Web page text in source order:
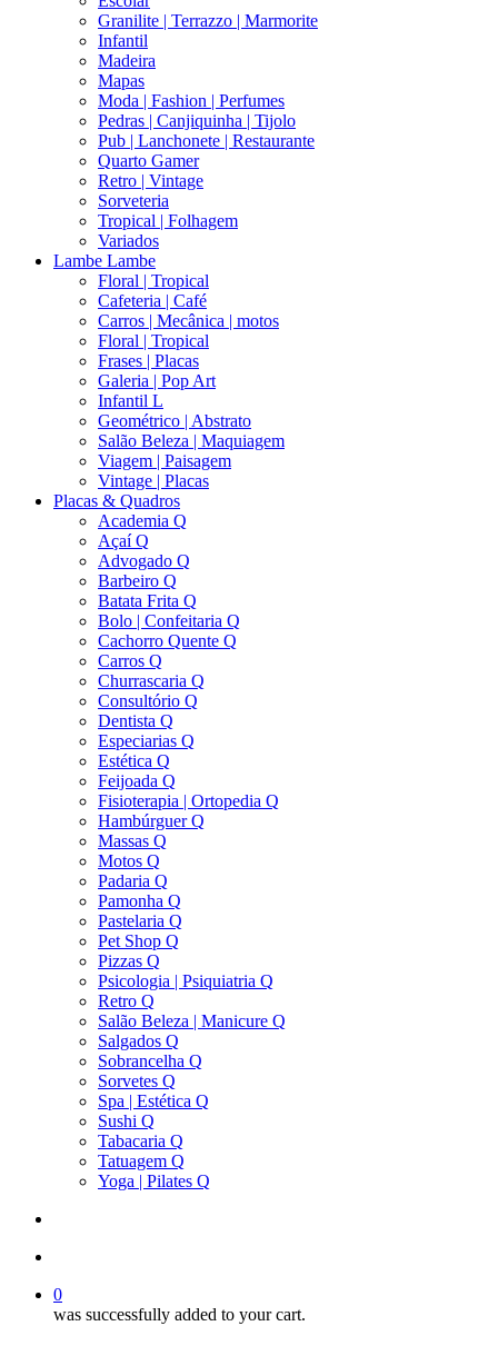
Granilite | Terrazzo | Marmorite
Infantil
Madeira
Mapas
Moda | Fashion | Perfumes
Pedras | Canjiquinha | Tijolo
Pub | Lanchonete | Restaurante
Quarto Gamer
Retro | Vintage
Sorveteria
Tropical | Folhagem
Variados
Lambe Lambe
Floral | Tropical
Cafeteria | Café
Carros | Mecânica | motos
Floral | Tropical
Frases | Placas
Galeria | Pop Art
Infantil L
Geométrico | Abstrato
Salão Beleza | Maquiagem
Viagem | Paisagem
Vintage | Placas
Placas & Quadros
Academia Q
Açaí Q
Advogado Q
Barbeiro Q
Batata Frita Q
Bolo | Confeitaria Q
Cachorro Quente Q
Carros Q
Churrascaria Q
Consultório Q
Dentista Q
Especiarias Q
Estética Q
Feijoada Q
Fisioterapia | Ortopedia Q
Hambúrguer Q
Massas Q
Motos Q
Padaria Q
Pamonha Q
Pastelaria Q
Pet Shop Q
Pizzas Q
Psicologia | Psiquiatria Q
Retro Q
Salão Beleza | Manicure Q
Salgados Q
Sobrancelha Q
Sorvetes Q
Spa | Estética Q
Sushi Q
Tabacaria Q
Tatuagem Q
Yoga | Pilates Q
0
was successfully added to your cart.